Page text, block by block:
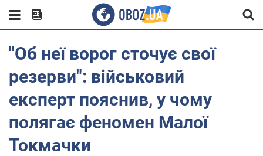
"Об неї ворог сточує свої
резерви": військовий
експерт пояснив, у чому
полягає феномен Малої
Токмачки